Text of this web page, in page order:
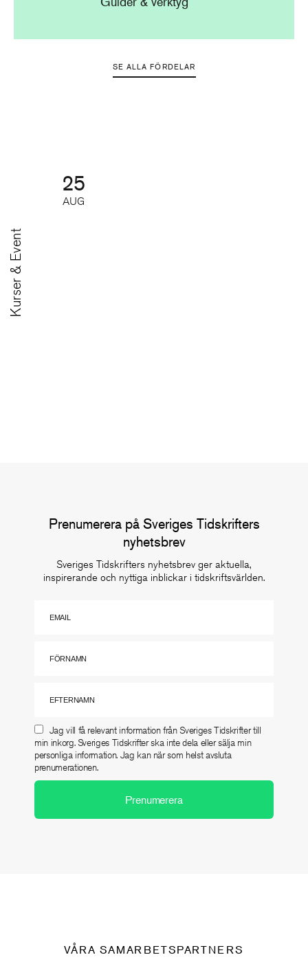
SE ALLA FÖRDELAR
Kurser & Event
25
AUG
Prenumerera på Sveriges Tidskrifters
nyhetsbrev
Sveriges Tidskrifters nyhetsbrev ger aktuella,
inspirerande och nyttiga inblickar i tidskriftsvärlden.
Jag vill få relevant information från Sveriges Tidskrifter till
min inkorg. Sveriges Tidskrifter ska inte dela eller sälja min
personliga information. Jag kan när som helst avsluta
prenumerationen.
VÅRA SAMARBETSPARTNERS